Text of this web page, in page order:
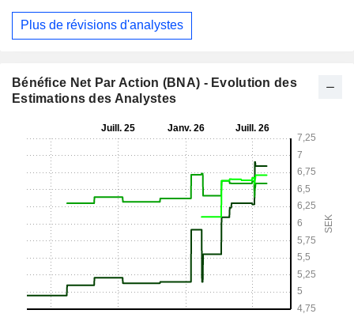
Plus de révisions d'analystes
Bénéfice Net Par Action (BNA) - Evolution des
Estimations des Analystes